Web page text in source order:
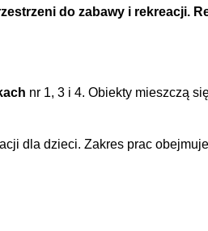
do zabawy i rekreacji.
nr 1, 3 i 4. Obiekty mieszczą
dla dzieci. Zakres prac